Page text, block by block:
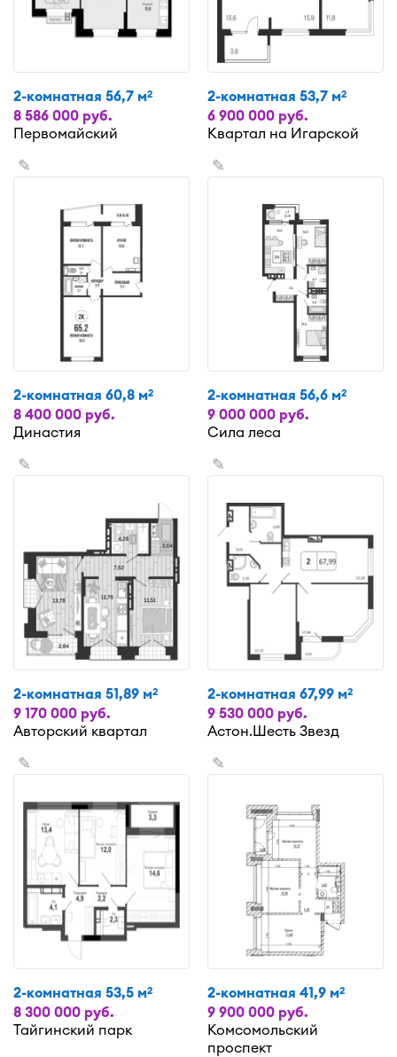
2-комнатная 56,7 м2
8 586 000 руб.
Первомайский
2-комнатная 53,7 м2
6 900 000 руб.
Квартал на Игарской
✎
2-комнатная 60,8 м2
8 400 000 руб.
Династия
✎
2-комнатная 56,6 м2
9 000 000 руб.
Сила леса
✎
2-комнатная 51,89 м2
9 170 000 руб.
Авторский квартал
✎
2-комнатная 67,99 м2
9 530 000 руб.
Астон.Шесть Звезд
✎
2-комнатная 53,5 м2
8 300 000 руб.
Тайгинский парк
✎
2-комнатная 41,9 м2
9 900 000 руб.
Комсомольский
проспект